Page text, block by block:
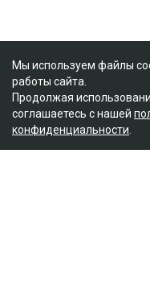
Мы используем файлы
работы сайта.
Продолжая
соглашаетесь с нашей
конфиденциальности